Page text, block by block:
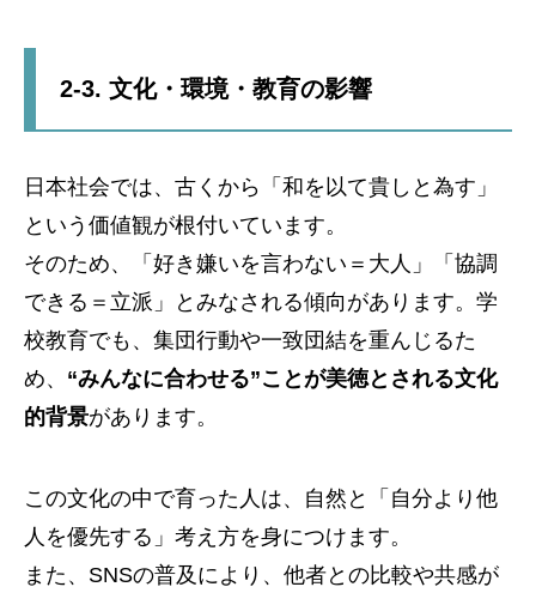
2-3. 文化・環境・教育の影響
日本社会では、古くから「和を以て貴しと為す」
という価値観が根付いています。
そのため、「好き嫌いを言わない＝大人」「協調
できる＝立派」とみなされる傾向があります。学
校教育でも、集団行動や一致団結を重んじるた
め、 “みんなに合わせる”ことが美徳とされる文化
的背景があります。
この文化の中で育った人は、自然と「自分より他
人を優先する」考え方を身につけます。
また、SNSの普及により、他者との比較や共感が